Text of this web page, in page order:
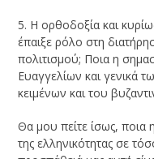
5. Η ορθοδοξία και
έπαιξε ρόλο στη
πολιτισμού; Ποια η
Ευαγγελίων και γενικά
κειμένων και του
Θα μου πείτε ίσως, ποια
της ελληνικότητας σε